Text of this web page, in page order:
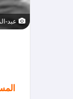
عبد-